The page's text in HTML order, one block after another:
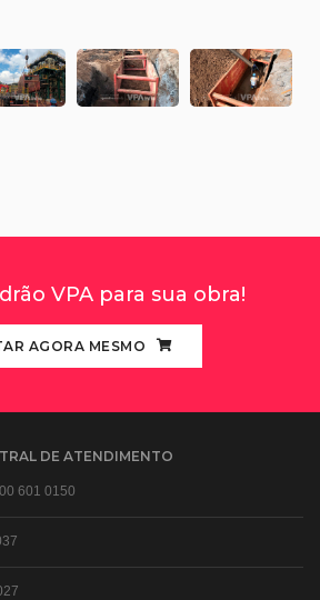
VPA para sua obra!
AGORA MESMO
DE ATENDIMENTO
601 0150